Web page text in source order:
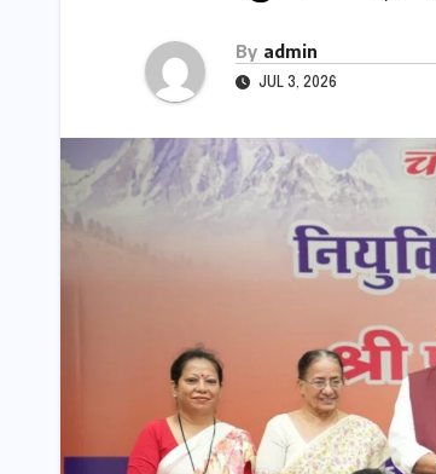
By admin
JUL 3, 2026